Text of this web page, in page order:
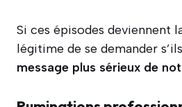
Si ces épisodes deviennent
légitime de se demander
message plus sérieux de